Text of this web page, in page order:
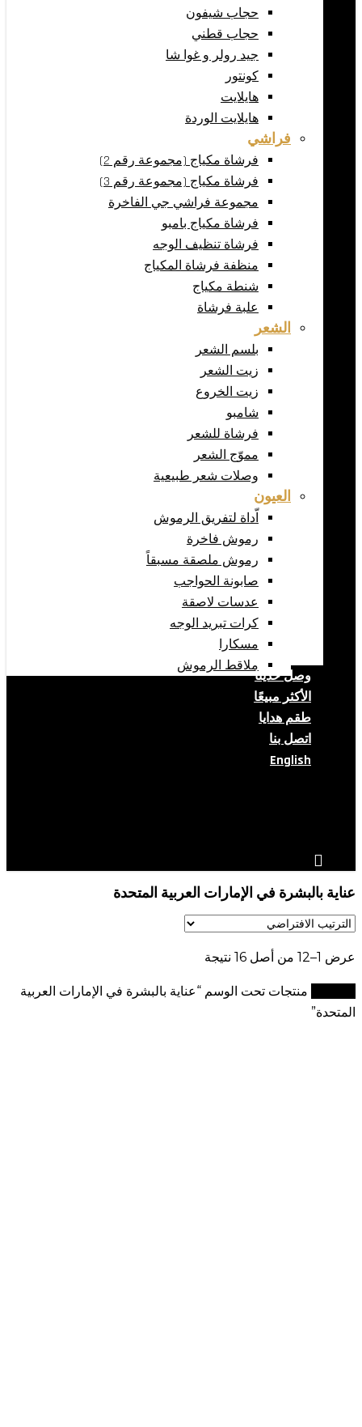
حجاب شيفون
حجاب قطني
جيد رولر و غوا شا
كونتور
هايلايت
هايلايت الوردة
فراشي
فرشاة مكياج (مجموعة رقم 2)
فرشاة مكياج (مجموعة رقم 3)
مجموعة فراشي جي الفاخرة
فرشاة مكياج بامبو
فرشاة تنظيف الوجه
منظفة فرشاة المكياج
شنطة مكياج
علبة فرشاة
الشعر
بلسم الشعر
زيت الشعر
زيت الخروع
شامبو
فرشاة للشعر
مموّج الشعر
وصلات شعر طبيعية
العيون
اّداة لتفريق الرموش
رموش فاخرة
رموش ملصقة مسبقاً
صابونة الحواجب
عدسات لاصقة
كرات تبريد الوجه
مسكارا
ملاقط الرموش
وصل حديثا
الأكثر مبيعًا
طقم هدايا
اتصل بنا
English
عناية بالبشرة في الإمارات العربية المتحدة
عرض 1–12 من أصل 16 نتيجة
منتجات تحت الوسم “عناية بالبشرة في الإمارات العربية
المتحدة”